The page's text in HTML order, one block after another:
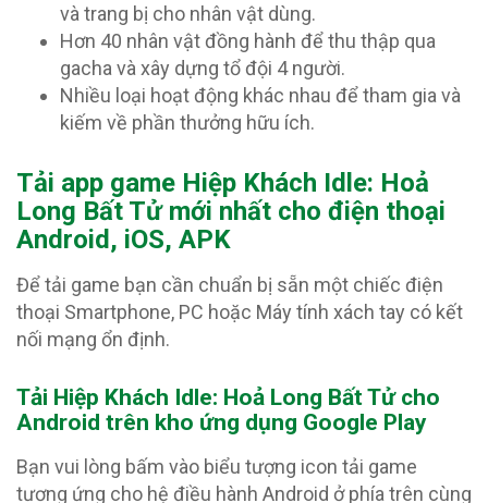
và trang bị cho nhân vật dùng.
Hơn 40 nhân vật đồng hành để thu thập qua
gacha và xây dựng tổ đội 4 người.
Nhiều loại hoạt động khác nhau để tham gia và
kiếm về phần thưởng hữu ích.
Tải app game Hiệp Khách Idle: Hoả
Long Bất Tử mới nhất cho điện thoại
Android, iOS, APK
Để tải game bạn cần chuẩn bị sẵn một chiếc điện
thoại Smartphone, PC hoặc Máy tính xách tay có kết
nối mạng ổn định.
Tải Hiệp Khách Idle: Hoả Long Bất Tử cho
Android trên kho ứng dụng Google Play
Bạn vui lòng bấm vào biểu tượng icon tải game
tương ứng cho hệ điều hành Android ở phía trên cùng